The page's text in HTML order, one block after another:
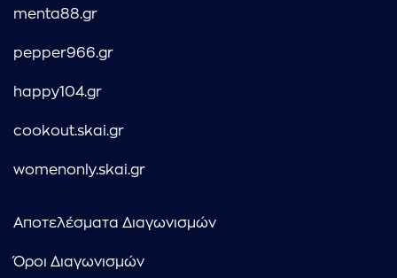
menta88.gr
pepper966.gr
happy104.gr
cookout.skai.gr
womenonly.skai.gr
Αποτελέσματα Διαγωνισμών
Όροι Διαγωνισμών